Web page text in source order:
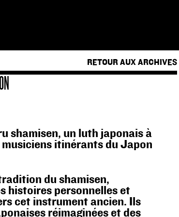
RETOUR AUX ARCHIVES
shamisen, un luth japonais à
itinérants du Japon
du shamisen,
histoires personnelles et
cet instrument ancien. Ils
réimaginées et des